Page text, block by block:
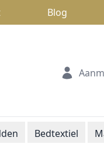
Blog
Bedtextiel